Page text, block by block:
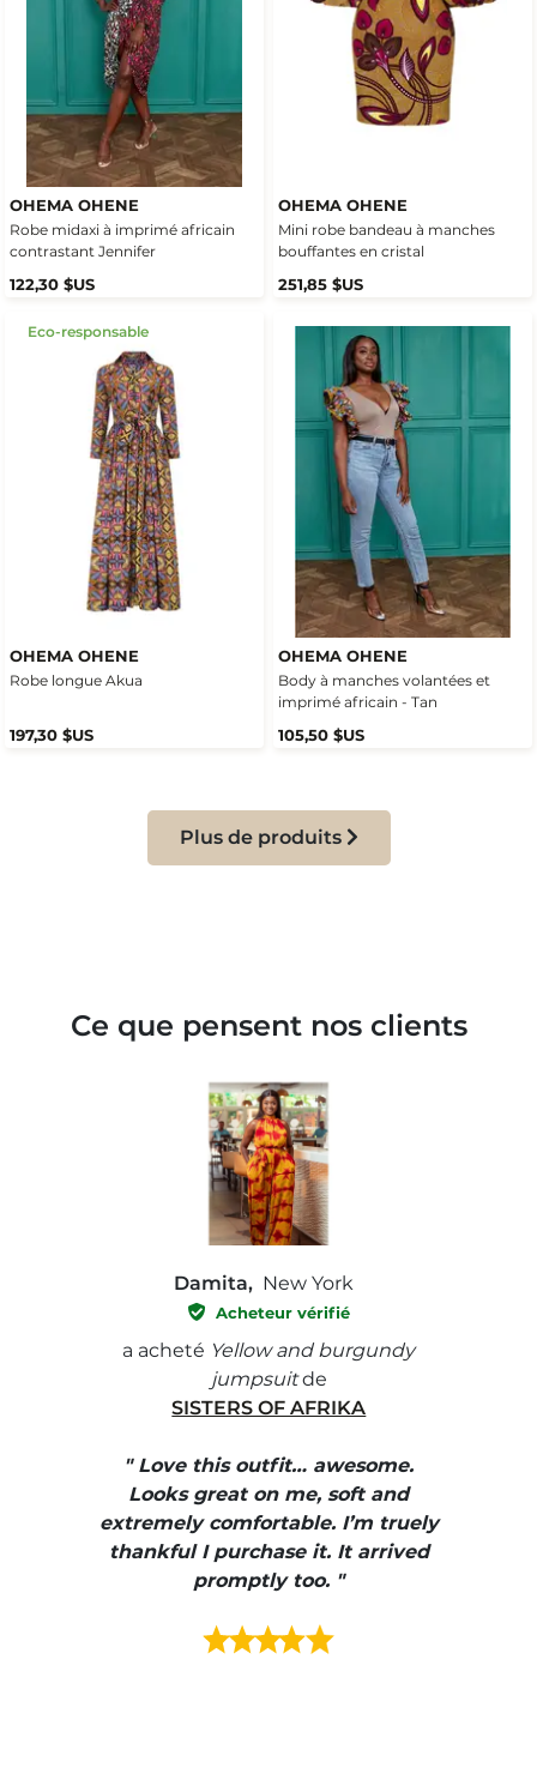
OHEMA OHENE
Robe midaxi à imprimé africain
contrastant Jennifer
122,30 $US
OHEMA OHENE
Mini robe bandeau à manches
bouffantes en cristal
251,85 $US
Eco-responsable
OHEMA OHENE
Robe longue Akua
197,30 $US
OHEMA OHENE
Body à manches volantées et
imprimé africain - Tan
105,50 $US
Plus de produits
Ce que pensent nos clients
Damita, New York
Acheteur vérifié
a acheté Yellow and burgundy
jumpsuitde
SISTERS OF AFRIKA
" Love this outfit… awesome.
Looks great on me, soft and
extremely comfortable. I’m truely
thankful I purchase it. It arrived
promptly too. "